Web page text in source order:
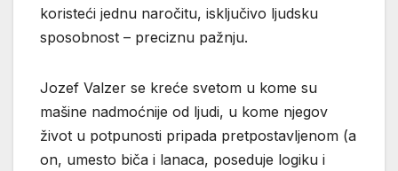
koristeći jednu naročitu, isključivo ljudsku
sposobnost – preciznu pažnju.
Jozef Valzer se kreće svetom u kome su
mašine nadmoćnije od ljudi, u kome njegov
život u potpunosti pripada pretpostavljenom (a
on, umesto biča i lanaca, poseduje logiku i